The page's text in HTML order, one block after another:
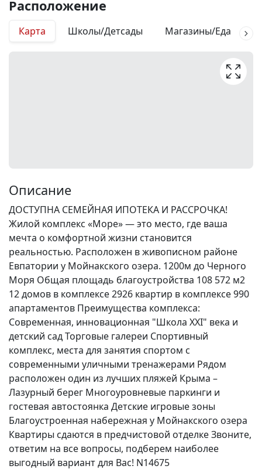
Расположение
Карта Школы/Детсады Магазины/Еда
Описание
ДОСТУПНА СЕМЕЙНАЯ ИПОТЕКА И РАССРОЧКА!
Жилой комплекс «Море» — это место, где ваша
мечта о комфортной жизни становится
реальностью. Расположен в живописном районе
Евпатории у Мойнакского озера. 1200м до Черного
Моря Общая площадь благоустройства 108 572 м2
12 домов в комплексе 2926 квартир в комплексе 990
апартаментов Преимущества комплекса:
Современная, инновационная "Школа ХХI" века и
детский сад Торговые галереи Спортивный
комплекс, места для занятия спортом с
современными уличными тренажерами Рядом
расположен один из лучших пляжей Крыма –
Лазурный берег Многоуровневые паркинги и
гостевая автостоянка Детские игровые зоны
Благоустроенная набережная у Мойнакского озера
Квартиры сдаются в предчистовой отделке Звоните,
ответим на все вопросы, подберем наиболее
выгодный вариант для Вас! N14675